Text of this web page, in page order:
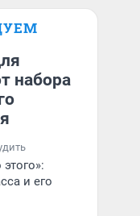
набора
и его